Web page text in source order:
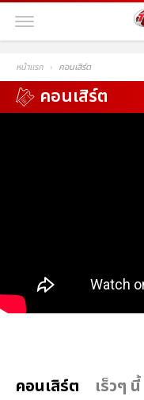
หน้าแรก คอนเสิร์ต
คอนเสิร์ต
คอนเสิร์ต เร็วๆ นี้